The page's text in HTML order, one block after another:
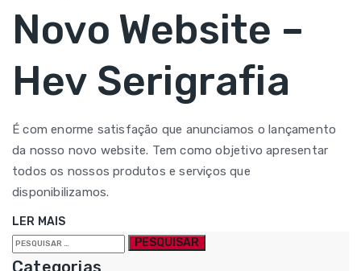
Novo Website –
Hev Serigrafia
É com enorme satisfação que anunciamos o lançamento
da nosso novo website. Tem como objetivo apresentar
todos os nossos produtos e serviços que
disponibilizamos.
LER MAIS
Pesquisar
por:
Categorias